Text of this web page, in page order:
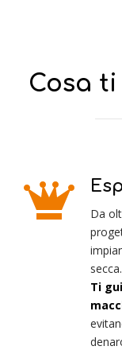
Cosa
Da
secca.
Ti